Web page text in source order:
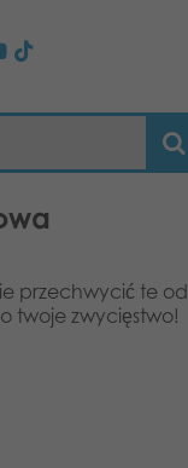
przechwycić te od
twoje zwycięstwo!